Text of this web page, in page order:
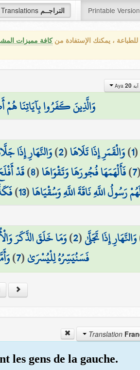
Translations التراجــم Printable Version
، يمكنك الإستفادة منكافة مميزات
آية Aya 20
وَالَّذِينَ كَفَرُوا بِآيَاتِنَا
(
1
)وَالْقَمَرِ إِذَا تَلَاهَا(
2
)وَالنَّهَارِ إِذَا
7
)فَأَلْهَمَهَا فُجُورَهَا وَتَقْوَاهَا(
8
)قَدْ
رَسُولُ اللَّهِ نَاقَةَ اللَّهِ وَسُقْيَاهَا(
13
)
وَالنَّهَارِ إِذَا تَجَلَّىٰ(
2
)وَمَا خَلَقَ الذَّكَرَ
فَسَنُيَسِّرُهُ لِلْيُسْرَىٰ(
7
)
les gens de la gauche.